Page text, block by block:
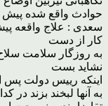
حوادث واقع شده پیش
سعدی : علاج واقعه
کار از دست
به روزگار سلامت
نشاید بست
اینکه رییس دولت پس
به آنها لبخند بزند